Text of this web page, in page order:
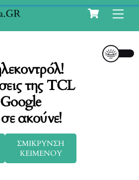
Cart
της TCL
ακούνε!
ΣΜΙΚΡΥΝΣΗ
ΚΕΙΜΕΝΟΥ